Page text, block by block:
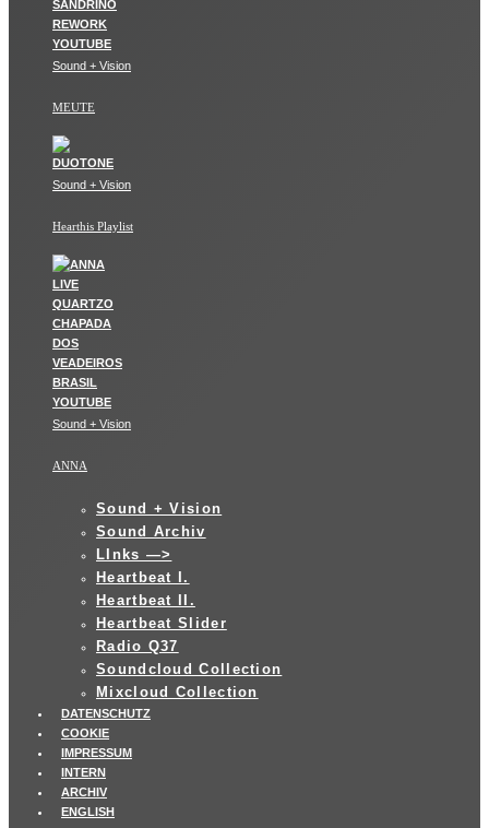
Sound + Vision
MEUTE
Sound + Vision
Hearthis Playlist
Sound + Vision
ANNA
Sound + Vision
Sound Archiv
LInks —>
Heartbeat I.
Heartbeat II.
Heartbeat Slider
Radio Q37
Soundcloud Collection
Mixcloud Collection
DATENSCHUTZ
COOKIE
IMPRESSUM
INTERN
ARCHIV
ENGLISH